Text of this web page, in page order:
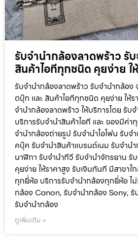
รับจำนำกล้องลาดพร้าว รั
สินค้าไอทีทุกชนิด คุยง่าย ใ
รับจำนำกล้องลาดพร้าว รับจํานํากล้อง
ตบุ๊ก และ สินค้าไอทีทุกชนิด คุยง่าย ให้
จำนำกล้องลาดพร้าว ให้บริการโดย รับ
บริการรับจํานําสินค้าไอที และ ของมีค่า
จํานํากล้องถ่ายรูป รับจํานําไอโฟน รับจํ
คบุ๊ค รับจํานําสินค้าแบรนด์เนม รับจํานํา
นาฬิกา รับจํานําทีวี รับจํานําจักรยาน รั
คุยง่าย ให้ราคาสูง รับเงินทันที มีสาขา
ทุกยี่ห้อ บริการรับจำนำกล้องทุกยี่ห้อ ไม่
กล้อง Canon, รับจำนำกล้อง Sony,
รับจำนำกล้อง
ดูเพิ่มเติม »